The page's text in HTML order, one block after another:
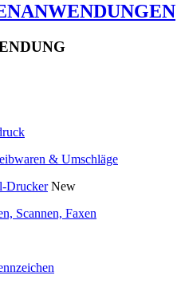
& Umschläge
Drucker New
Scannen, Faxen